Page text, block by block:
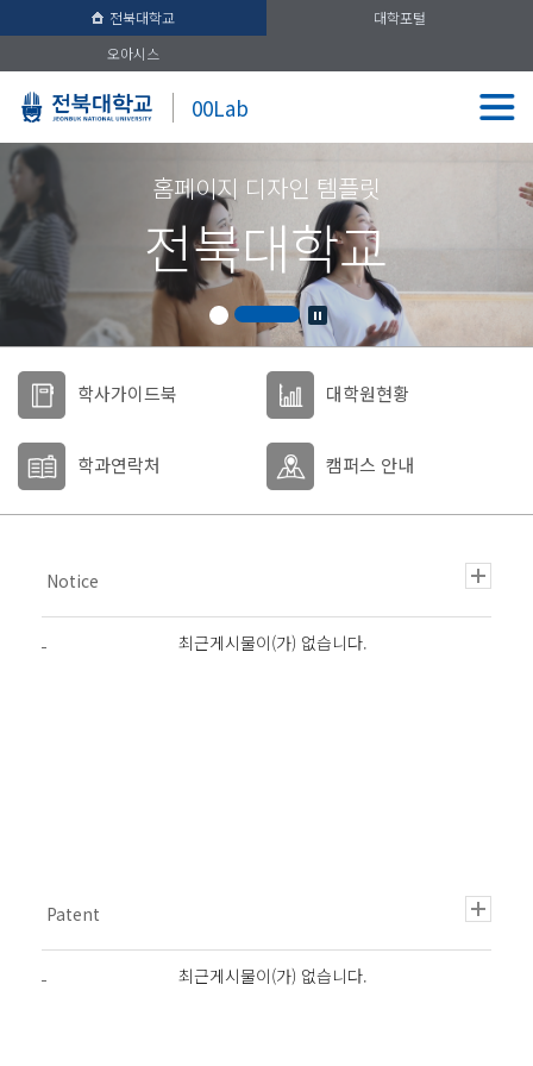
전북대학교
대학포털
오아시스
00Lab
홈페이지 디자인 템플릿
전북대학교
학사가이드북 대학원현황
학과연락처 캠퍼스 안내
최근게시물이(가) 없습니다.
최근게시물이(가) 없습니다.